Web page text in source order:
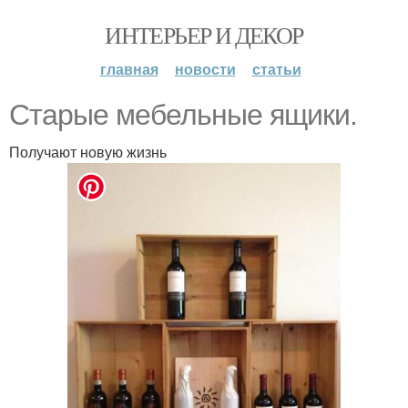
ИНТЕРЬЕР И ДЕКОР
главная новости статьи
Старые мебельные ящики.
Получают новую жизнь